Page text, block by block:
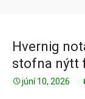
Hvernig
stofna nýtt
júní 10, 2026